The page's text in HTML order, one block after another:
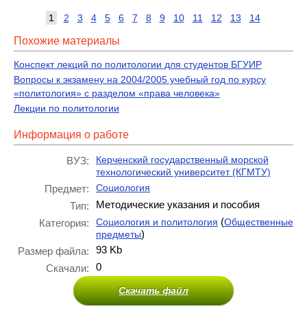
1 2 3 4 5 6 7 8 9 10 11 12 13 14
Похожие материалы
Конспект лекций по политологии для студентов БГУИР
Вопросы к экзамену на 2004/2005 учебный год по курсу
«политология» с разделом «права человека»
Лекции по политологии
Информация о работе
ВУЗ:
Керченский государственный морской
технологический университет (КГМТУ)
Предмет: Социология
Тип:
Методические указания и пособия
Категория:
Социология и политология (Общественные
предметы)
Размер файла:
93 Kb
Скачали:
0
Скачать файл